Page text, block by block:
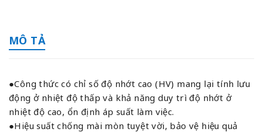
MÔ TẢ
●Công thức có chỉ số độ nhớt cao (HV) mang lại tính lưu
động ở nhiệt độ thấp và khả năng duy trì độ nhớt ở
nhiệt độ cao, ổn định áp suất làm việc.
●Hiệu suất chống mài mòn tuyệt vời, bảo vệ hiệu quả